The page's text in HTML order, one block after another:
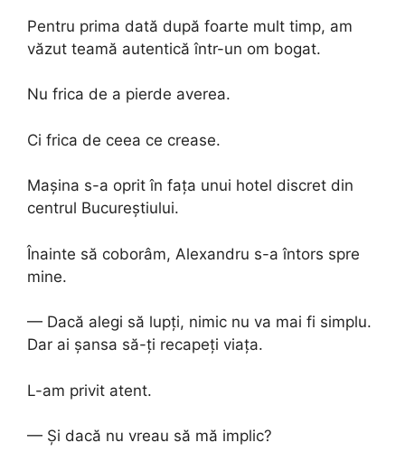
Pentru prima dată după foarte mult timp, am
văzut teamă autentică într-un om bogat.
Nu frica de a pierde averea.
Ci frica de ceea ce crease.
Mașina s-a oprit în fața unui hotel discret din
centrul Bucureștiului.
Înainte să coborâm, Alexandru s-a întors spre
mine.
— Dacă alegi să lupți, nimic nu va mai fi simplu.
Dar ai șansa să-ți recapeți viața.
L-am privit atent.
— Și dacă nu vreau să mă implic?